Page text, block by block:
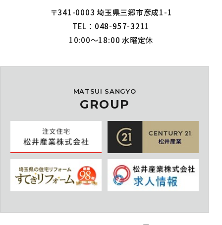
〒341-0003 埼玉県三郷市彦成1-1
TEL：048-957-3211
10:00～18:00 水曜定休
MATSUI SANGYO
GROUP